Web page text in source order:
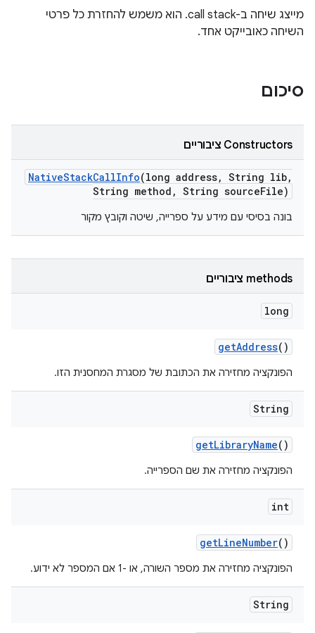
מייצג שיחה ב-call stack. הוא משמש להחזרת כל פרטי
השיחה כאובייקט אחד.
סיכום
Constructors ציבוריים
NativeStackCallInfo(long address, String lib,
String method , String sourceFile)
בונה בסיסי עם מידע על ספרייה, שיטה וקובץ מקור
‫methods ציבוריים
long
getAddress()
הפונקציה מחזירה את הכתובת של מסגרת המחסנית הזו.
String
getLibraryName()
הפונקציה מחזירה את שם הספרייה.
int
getLineNumber()
הפונקציה מחזירה את מספר השורה, או -1 אם המספר לא ידוע.
String